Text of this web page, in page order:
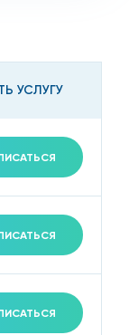
методом с
УСЛУГУ